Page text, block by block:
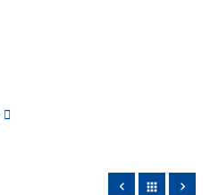
apps